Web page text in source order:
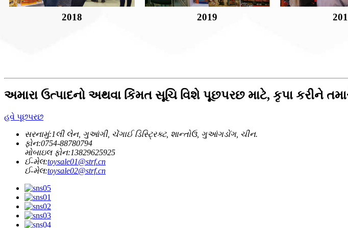
2018 2019
અમારા ઉત્પાદનો અથવા કિંમત સૂચિ વિશે પૂછપરછ માટે, કૃપા કરીને
હવે પૂછપરછ
સરનામું:1લી લેન, ગુઆંગી, ચેંગાઈ ડિસ્ટ્રિક્ટ, શાન્તોઉ, ગુઆંગડોંગ, ચીન.
ફોન:0754-88780794
મોબાઇલ ફોન:13829625925
ઈ-મેલ:toysale01@strf.cn
ઈ-મેલ:toysale02@strf.cn